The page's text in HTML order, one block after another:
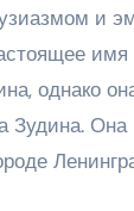
и
однако
Зудина. Она